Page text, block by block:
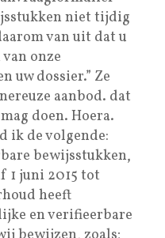
niet tijdig
van uit dat u
onze
uw dossier.” Ze
aanbod. dat
doen. Hoera.
ik de volgende:
bewijsstukken,
1 juni 2015 tot
heeft
en verifieerbare